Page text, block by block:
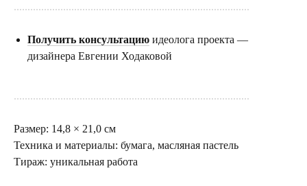
......................................................................................
Получить консультацию идеолога проекта —
дизайнера Евгении Ходаковой
......................................................................................
Размер: 14,8 × 21,0 см
Техника и материалы: бумага, масляная пастель
Тираж: уникальная работа